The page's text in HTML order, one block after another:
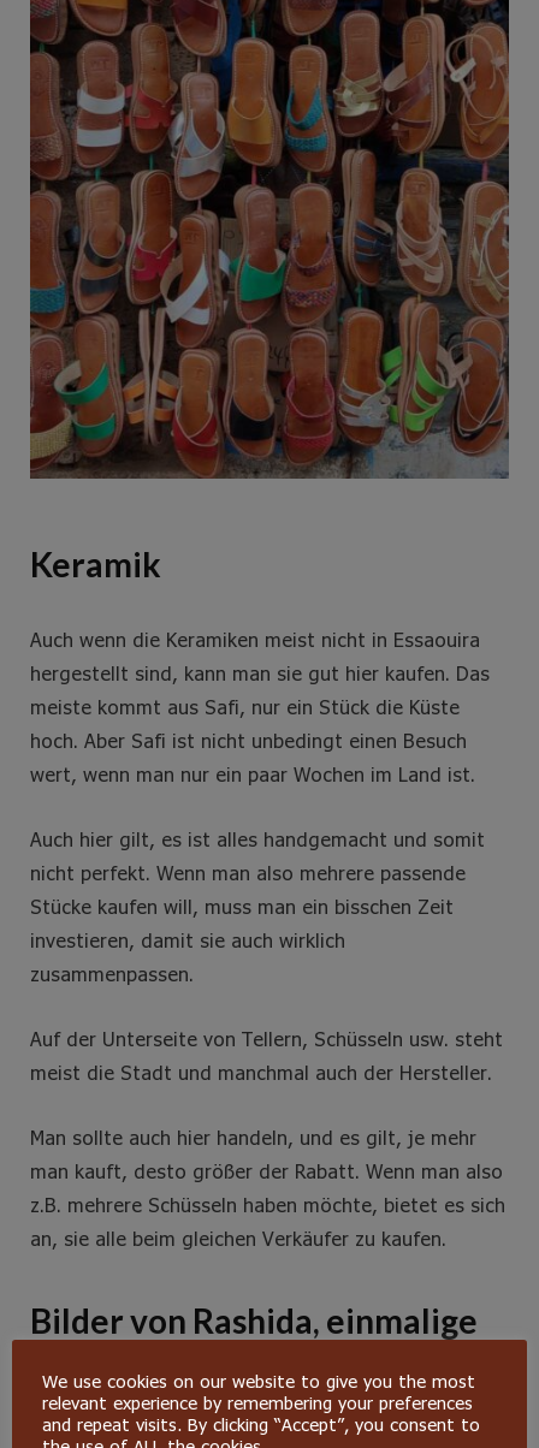
Keramik
Auch wenn die Keramiken meist nicht in Essaouira
hergestellt sind, kann man sie gut hier kaufen. Das
meiste kommt aus Safi, nur ein Stück die Küste
hoch. Aber Safi ist nicht unbedingt einen Besuch
wert, wenn man nur ein paar Wochen im Land ist.
Auch hier gilt, es ist alles handgemacht und somit
nicht perfekt. Wenn man also mehrere passende
Stücke kaufen will, muss man ein bisschen Zeit
investieren, damit sie auch wirklich
zusammenpassen.
Auf der Unterseite von Tellern, Schüsseln usw. steht
meist die Stadt und manchmal auch der Hersteller.
Man sollte auch hier handeln, und es gilt, je mehr
man kauft, desto größer der Rabatt. Wenn man also
z.B. mehrere Schüsseln haben möchte, bietet es sich
an, sie alle beim gleichen Verkäufer zu kaufen.
Bilder von Rashida, einmalige
Souvenirs aus Essaouira
We use cookies on our website to give you the most
relevant experience by remembering your preferences
and repeat visits. By clicking “Accept”, you consent to